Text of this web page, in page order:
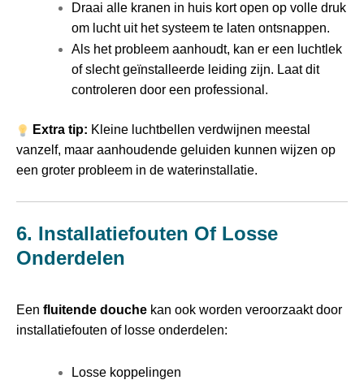
Draai alle kranen in huis kort open op volle druk
om lucht uit het systeem te laten ontsnappen.
Als het probleem aanhoudt, kan er een luchtlek
of slecht geïnstalleerde leiding zijn. Laat dit
controleren door een professional.
Extra tip: Kleine luchtbellen verdwijnen meestal
vanzelf, maar aanhoudende geluiden kunnen wijzen op
een groter probleem in de waterinstallatie.
6. Installatiefouten Of Losse
Onderdelen
Een fluitende douche kan ook worden veroorzaakt door
installatiefouten of losse onderdelen:
Losse koppelingen